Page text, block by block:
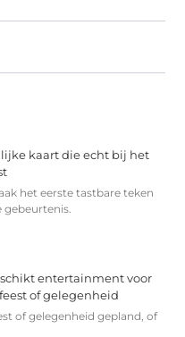
kaart die echt bij het
het eerste tastbare teken
gebeurtenis.
entertainment voor
of gelegenheid
of gelegenheid gepland, of